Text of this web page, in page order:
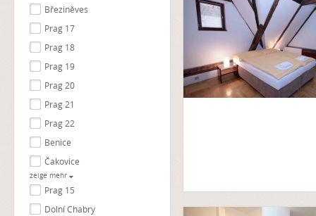
Březiněves
Prag 17
Prag 18
Prag 19
Prag 20
Prag 21
Prag 22
Benice
Čakovice
zeige mehr
Prag 15
Dolní Chabry